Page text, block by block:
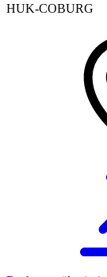
HUK-COBURG